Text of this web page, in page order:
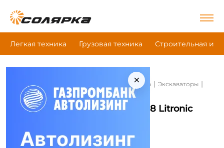
Легкая техника Грузовая техника Строительная и
×
Главная Строительная и дорожная техника | Экскаваторы |
Liebherr A 918 Litronic
Экскаваторы Liebherr A 918 Litronic